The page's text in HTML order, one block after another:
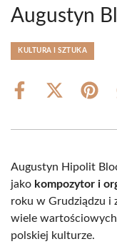
Augustyn
KULTURA I SZTUKA
Share
Share
(Twitter)
Share
Augustyn Hipolit
jako kompozytor i
roku w Grudziądzu i
wiele wartościowych
polskiej kulturze.